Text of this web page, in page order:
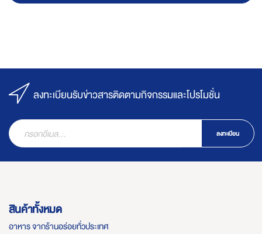
ลงทะเบียนรับข่าวสารติดตามกิจกรรมและโปรโมชั่น
ลงทะเบียน
สินค้าทั้งหมด
อาหาร จากร้านอร่อยทั่วประเทศ